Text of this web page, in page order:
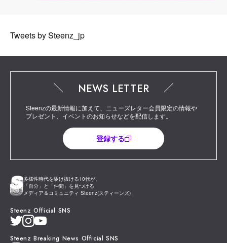
Tweets by Steenz_jp
多様性時代を駆け抜ける10代が、
「自分」と「仲間」を見つける
メディア＆コミュニティ Steenz(スティーンズ)
Steenz Official SNS
Steenz Breaking News Official SNS
NEWS LETTER
Steenzの最新情報に加えて、ニューズレター会員限定の情報や
プレゼント、イベントのお知らせなどを配信します。
登録する